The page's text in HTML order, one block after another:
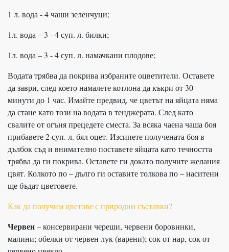
1 л. вода - 4 чаши зеленчуци;
1л. вода – 3 - 4 суп. л. билки;
1л. вода – 3 - 4 суп. л. намачкани плодове;
Водата трябва да покрива избраните оцветители. Оставете
да заври, след което намалете котлона да къкри от 30
минути до 1 час. Имайте предвид, че цветът на яйцата няма
да стане като този на водата в тенджерата. След като
свалите от огъня прецедете сместа. За всяка чаена чаша боя
прибавете 2 суп. л. бял оцет. Изсипете получената боя в
дълбок съд и внимателно поставете яйцата като течността
трябва да ги покрива. Оставете ги докато получите желания
цвят. Колкото по – дълго ги оставите толкова по – наситени
ще бъдат цветовете.
Как да получим цветове с природни съставки?
Червен– консервирани череши, червени боровинки,
малини; обелки от червен лук (варени); сок от нар, сок от